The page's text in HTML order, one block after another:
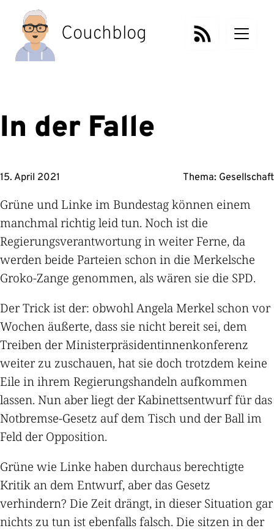
Inhalt
springen
Couchblog
In der Falle
15. April 2021 Thema: Gesellschaft
Grüne und Linke im Bundestag können einem
manchmal richtig leid tun. Noch ist die
Regierungsverantwortung in weiter Ferne, da
werden beide Parteien schon in die Merkelsche
Groko-Zange genommen, als wären sie die SPD.
Der Trick ist der: obwohl Angela Merkel schon vor
Wochen äußerte, dass sie nicht bereit sei, dem
Treiben der Ministerpräsidentinnenkonferenz
weiter zu zuschauen, hat sie doch trotzdem keine
Eile in ihrem Regierungshandeln aufkommen
lassen. Nun aber liegt der Kabinettsentwurf für das
Notbremse-Gesetz auf dem Tisch und der Ball im
Feld der Opposition.
Grüne wie Linke haben durchaus berechtigte
Kritik an dem Entwurf, aber das Gesetz
verhindern? Die Zeit drängt, in dieser Situation gar
nichts zu tun ist ebenfalls falsch. Die sitzen in der